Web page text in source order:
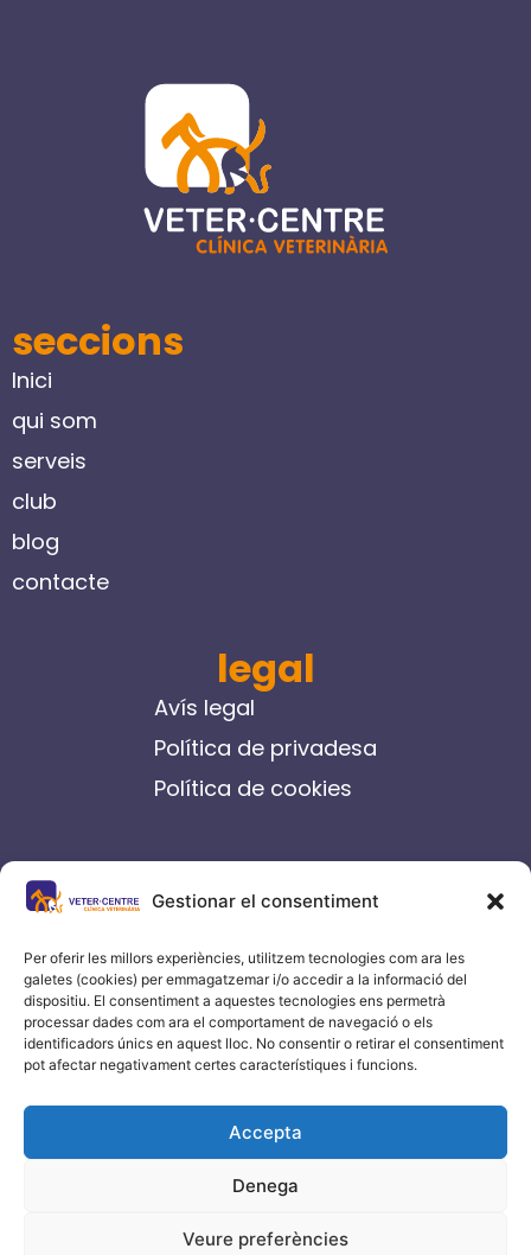
Gestionar el consentiment
Per oferir les millors experiències, utilitzem tecnologies com ara les
galetes (cookies) per emmagatzemar i/o accedir a la informació del
dispositiu. El consentiment a aquestes tecnologies ens permetrà
processar dades com ara el comportament de navegació o els
identificadors únics en aquest lloc. No consentir o retirar el consentiment
pot afectar negativament certes característiques i funcions.
Accepta
Denega
Veure preferències
seccions
Inici
qui som
serveis
club
blog
contacte
legal
Avís legal
Política de privadesa
Política de cookies
contacte
C/ Germanes Castells, 14-16
Igualada
93 804 70 00
info@vetercentre.com